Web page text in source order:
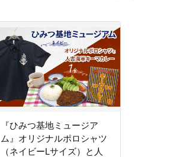
『ひみつ基地ミュージア
ム』オリジナルポロシャツ
（ネイビーLサイズ）と人